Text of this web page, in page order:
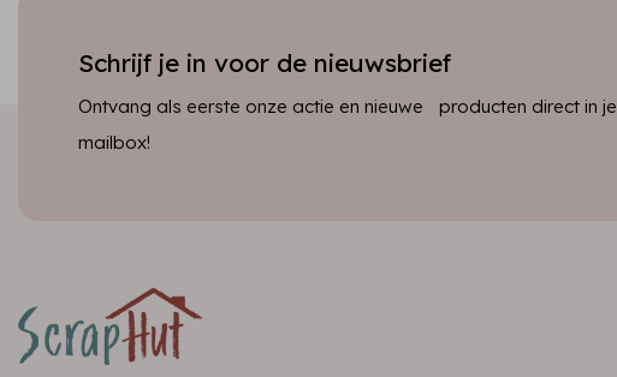
Schrijf je in voor de nieuwsbrief
Ontvang als eerste onze actie en nieuwe producten direct in je
mailbox!